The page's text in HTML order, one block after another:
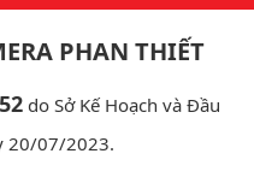
PHAN THIẾT
do Sở Kế Hoạch và Đầu
20/07/2023.